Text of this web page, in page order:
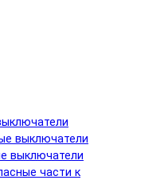
выключатели
выключатели
части к